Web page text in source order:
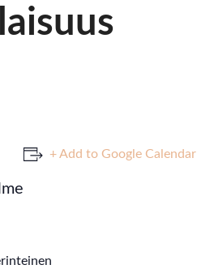
+ Add to Google Calendar